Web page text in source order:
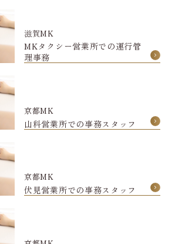
滋賀MK
MKタクシー営業所での運行管
理事務
京都MK
山科営業所での事務スタッフ
京都MK
伏見営業所での事務スタッフ